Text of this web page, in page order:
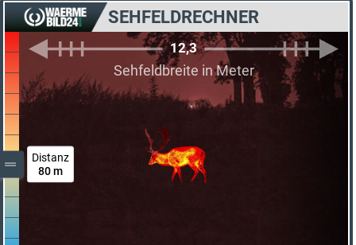
SEHFELDRECHNER
Sehfeldbreite in Meter
12,3
Distanz
80 m